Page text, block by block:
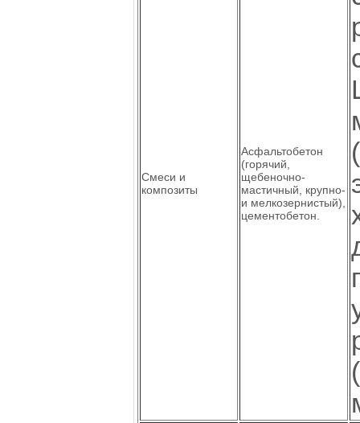
Смеси и
композиты
Асфальтобетон
(горячий,
щебеночно-
мастичный, крупно-
и мелкозернистый),
цементобетон.